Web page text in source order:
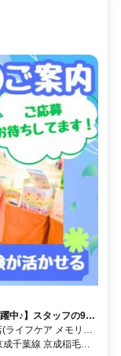
中♪】スタッフの9割
迎です◎/柔軟なシフ
すさもバツグン/フル
イフケア メモリイ
千葉線 京成稲毛徒